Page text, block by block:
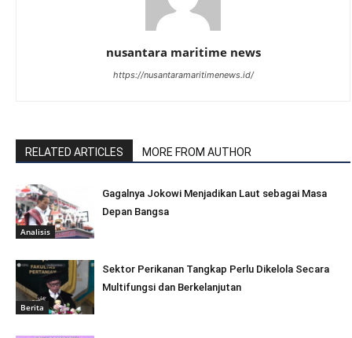
nusantara maritime news
https://nusantaramaritimenews.id/
RELATED ARTICLES MORE FROM AUTHOR
Analisis
Gagalnya Jokowi Menjadikan Laut sebagai Masa
Depan Bangsa
Berita
Sektor Perikanan Tangkap Perlu Dikelola Secara
Multifungsi dan Berkelanjutan